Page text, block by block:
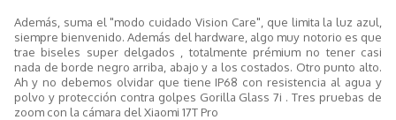
Además, suma el "modo cuidado Vision Care", que limita la luz azul,
siempre bienvenido. Además del hardware, algo muy notorio es que
trae biseles super delgados , totalmente prémium no tener casi
nada de borde negro arriba, abajo y a los costados. Otro punto alto.
Ah y no debemos olvidar que tiene IP68 con resistencia al agua y
polvo y protección contra golpes Gorilla Glass 7i . Tres pruebas de
zoom con la cámara del Xiaomi 17T Pro